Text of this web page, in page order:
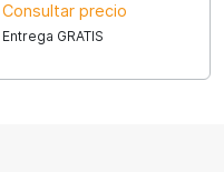
Consultar precio
Entrega GRATIS